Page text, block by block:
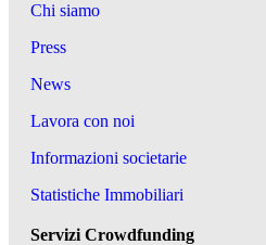
Chi siamo
Press
News
Lavora con noi
Informazioni societarie
Statistiche Immobiliari
Servizi Crowdfunding